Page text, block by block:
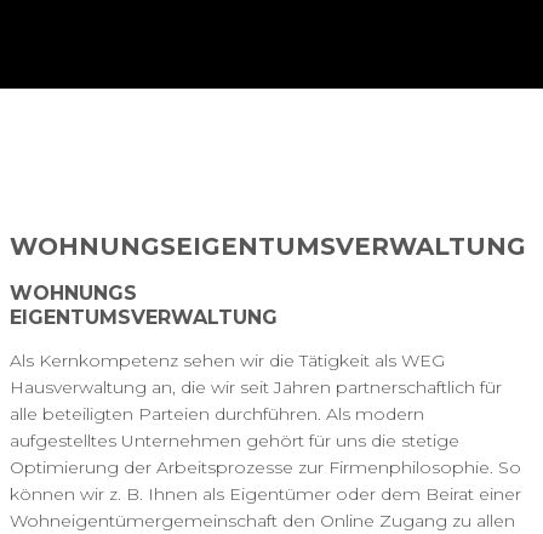
WOHNUNGSEIGENTUMSVERWALTUNG
WOHNUNGS
EIGENTUMSVERWALTUNG
Als Kernkompetenz sehen wir die Tätigkeit als WEG
Hausverwaltung an, die wir seit Jahren partnerschaftlich für
alle beteiligten Parteien durchführen. Als modern
aufgestelltes Unternehmen gehört für uns die stetige
Optimierung der Arbeitsprozesse zur Firmenphilosophie. So
können wir z. B. Ihnen als Eigentümer oder dem Beirat einer
Wohneigentümergemeinschaft den Online Zugang zu allen